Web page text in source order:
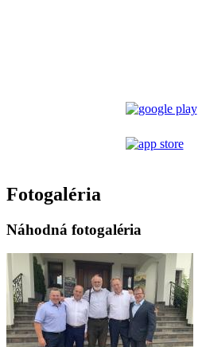
Fotogaléria
Náhodná fotogaléria